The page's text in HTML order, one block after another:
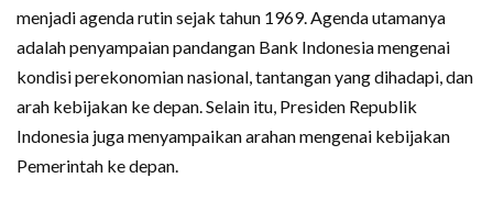
menjadi agenda rutin sejak tahun 1969. Agenda utamanya
adalah penyampaian pandangan Bank Indonesia mengenai
kondisi perekonomian nasional, tantangan yang dihadapi, dan
arah kebijakan ke depan. Selain itu, Presiden Republik
Indonesia juga menyampaikan arahan mengenai kebijakan
Pemerintah ke depan.